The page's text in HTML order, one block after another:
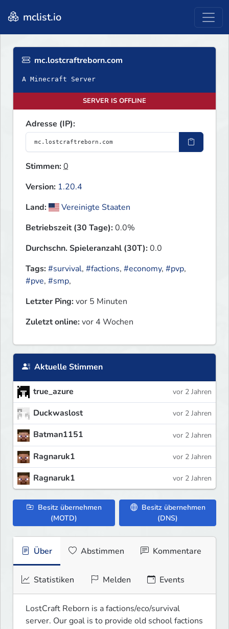
mclist.io
mc.lostcraftreborn.com
A Minecraft Server
SERVER IS OFFLINE
Adresse (IP):
Stimmen:0
Version: 1.20.4
Land:
Vereinigte Staaten
Betriebszeit (30 Tage):0.0%
Durchschn. Spieleranzahl (30T):0.0
Tags:#survival, #factions, #economy, #pvp,
#pve, #smp,
Letzter Ping:vor 5 Minuten
Zuletzt online:vor 4 Wochen
Aktuelle Stimmen
true_azure vor 2 Jahren
Duckwaslost vor 2 Jahren
Batman1151 vor 2 Jahren
Ragnaruk1 vor 2 Jahren
Ragnaruk1 vor 2 Jahren
Besitz übernehmen
(MOTD)
Besitz übernehmen
(DNS)
Über Abstimmen Kommentare
Statistiken Melden Events
LostCraft Reborn is a factions/eco/survival
server. Our goal is to provide old school factions